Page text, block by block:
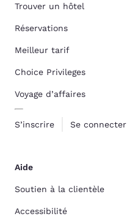
Trouver un hôtel
Réservations
Meilleur tarif
Choice Privileges
Voyage d’affaires
S’inscrire Se connecter
Aide
Soutien à la clientèle
Accessibilité